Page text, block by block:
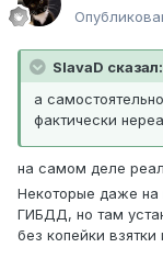
SlavaD сказал:
а
фактически
на самом деле
Некоторые даже на
ГИБДД, но там
без копейки взятки